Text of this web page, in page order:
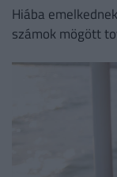
Hiába
számok mögött